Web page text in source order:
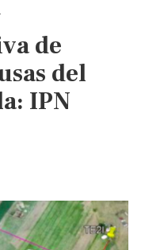
agua
(La
Jornada)
de
del
IPN